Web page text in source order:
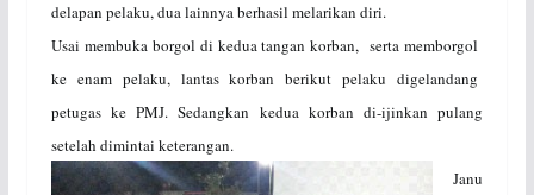
delapan pelaku, dua lainnya berhasil melarikan diri.
Usai membuka borgol di kedua tangan korban, serta memborgol
ke enam pelaku, lantas korban berikut pelaku digelandang
petugas ke PMJ. Sedangkan kedua korban di-ijinkan pulang
setelah dimintai keterangan.
Janu